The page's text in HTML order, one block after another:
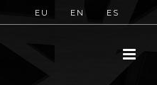
EU EN ES